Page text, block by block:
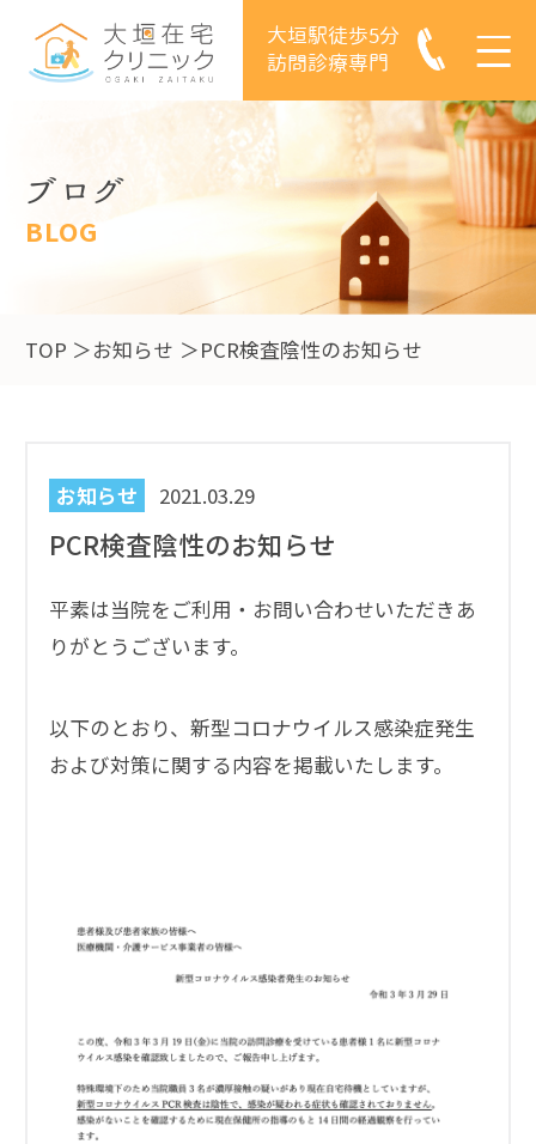
訪問診療専門
大垣駅徒歩5分
ブログ
BLOG
TOP お知らせ PCR検査陰性のお知らせ
お知らせ 2021.03.29
PCR検査陰性のお知らせ
平素は当院をご利用・お問い合わせいただきあ
りがとうございます。
以下のとおり、新型コロナウイルス感染症発生
および対策に関する内容を掲載いたします。